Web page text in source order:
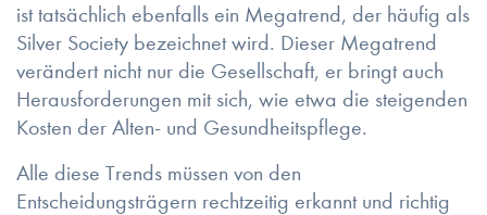
ist tatsächlich ebenfalls ein Megatrend, der häufig als
Silver Society bezeichnet wird. Dieser Megatrend
verändert nicht nur die Gesellschaft, er bringt auch
Herausforderungen mit sich, wie etwa die steigenden
Kosten der Alten- und Gesundheitspflege.
Alle diese Trends müssen von den
Entscheidungsträgern rechtzeitig erkannt und richtig